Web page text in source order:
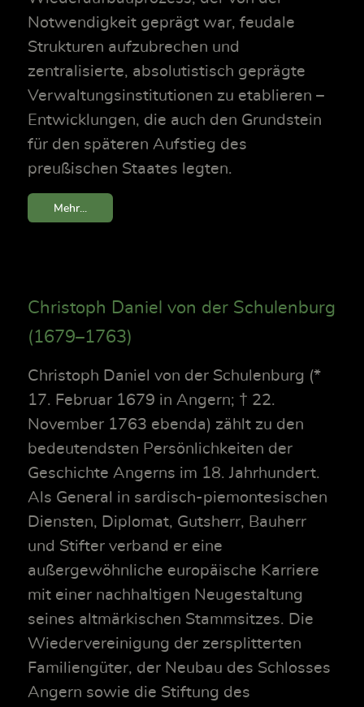
Notwendigkeit geprägt war, feudale
Strukturen aufzubrechen und
zentralisierte, absolutistisch geprägte
Verwaltungsinstitutionen zu etablieren –
Entwicklungen, die auch den Grundstein
für den späteren Aufstieg des
preußischen Staates legten.
Mehr...
Christoph Daniel von der Schulenburg
(1679–1763)
Christoph Daniel von der Schulenburg (*
17. Februar 1679 in Angern; † 22.
November 1763 ebenda) zählt zu den
bedeutendsten Persönlichkeiten der
Geschichte Angerns im 18. Jahrhundert.
Als General in sardisch-piemontesischen
Diensten, Diplomat, Gutsherr, Bauherr
und Stifter verband er eine
außergewöhnliche europäische Karriere
mit einer nachhaltigen Neugestaltung
seines altmärkischen Stammsitzes. Die
Wiedervereinigung der zersplitterten
Familiengüter, der Neubau des Schlosses
Angern sowie die Stiftung des